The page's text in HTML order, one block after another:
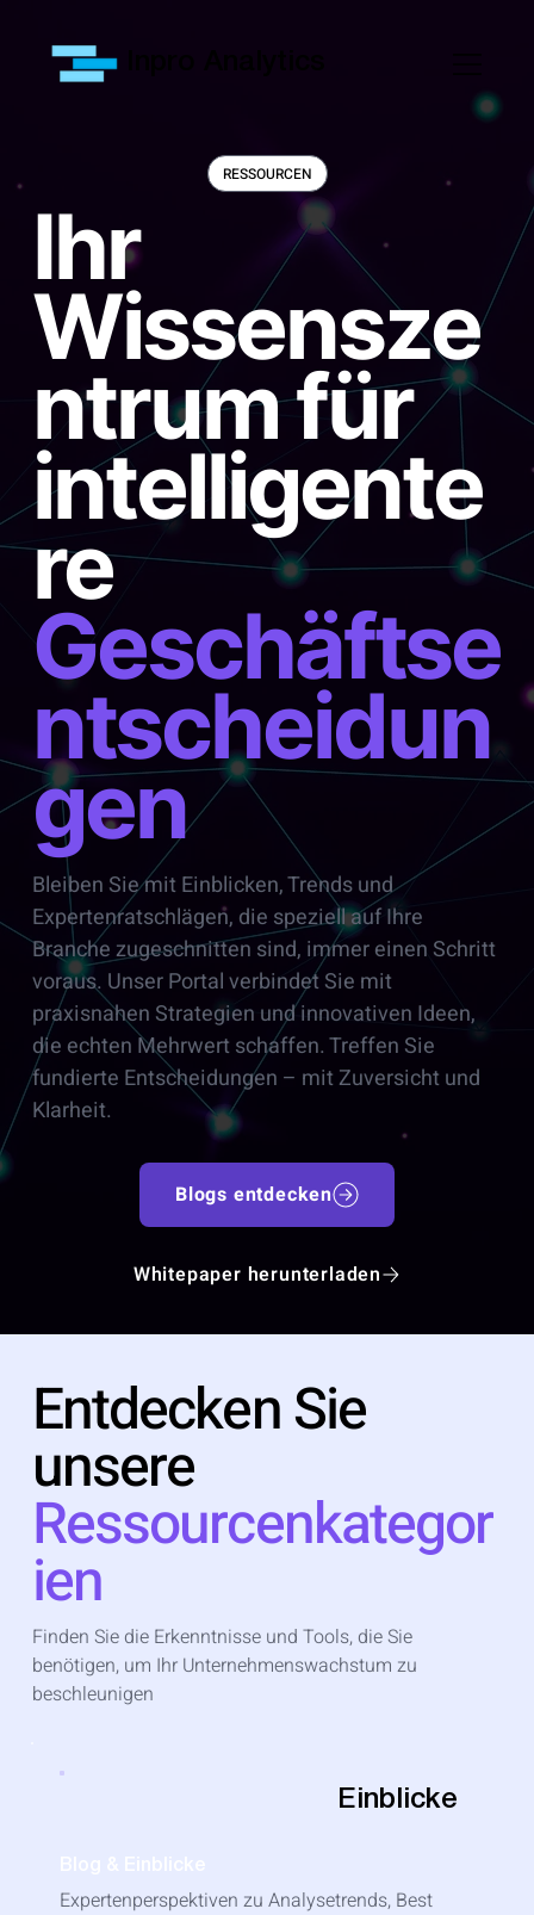
RESSOURCEN
Ihr
Wissensze
ntrum für
intelligente
re
Geschäftse
ntscheidun
gen
Bleiben Sie mit Einblicken, Trends und
Expertenratschlägen, die speziell auf Ihre
Branche zugeschnitten sind, immer einen Schritt
voraus. Unser Portal verbindet Sie mit
praxisnahen Strategien und innovativen Ideen,
die echten Mehrwert schaffen. Treffen Sie
fundierte Entscheidungen – mit Zuversicht und
Klarheit.
Blogs entdecken
Whitepaper herunterladen
Entdecken Sie
unsere
Ressourcenkategor
ien
Finden Sie die Erkenntnisse und Tools, die Sie
benötigen, um Ihr Unternehmenswachstum zu
beschleunigen
Einblicke
Expertenperspektiven zu Analysetrends, Best